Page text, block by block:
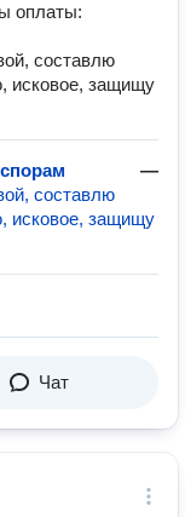
оплаты:
составлю
исковое, защищу
—
составлю
исковое, защищу
Чат